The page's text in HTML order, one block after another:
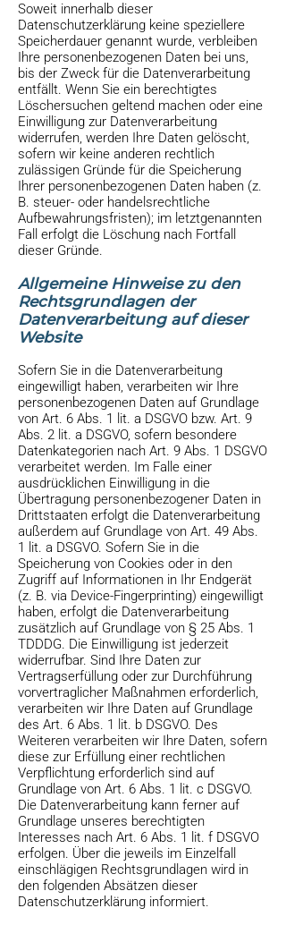
Soweit innerhalb dieser
Datenschutzerklärung keine speziellere
Speicherdauer genannt wurde, verbleiben
Ihre personenbezogenen Daten bei uns,
bis der Zweck für die Datenverarbeitung
entfällt. Wenn Sie ein berechtigtes
Löschersuchen geltend machen oder eine
Einwilligung zur Datenverarbeitung
widerrufen, werden Ihre Daten gelöscht,
sofern wir keine anderen rechtlich
zulässigen Gründe für die Speicherung
Ihrer personenbezogenen Daten haben (z.
B. steuer- oder handelsrechtliche
Aufbewahrungsfristen); im letztgenannten
Fall erfolgt die Löschung nach Fortfall
dieser Gründe.
Allgemeine Hinweise zu den
Rechtsgrundlagen der
Datenverarbeitung auf dieser
Website
Sofern Sie in die Datenverarbeitung
eingewilligt haben, verarbeiten wir Ihre
personenbezogenen Daten auf Grundlage
von Art. 6 Abs. 1 lit. a DSGVO bzw. Art. 9
Abs. 2 lit. a DSGVO, sofern besondere
Datenkategorien nach Art. 9 Abs. 1 DSGVO
verarbeitet werden. Im Falle einer
ausdrücklichen Einwilligung in die
Übertragung personenbezogener Daten in
Drittstaaten erfolgt die Datenverarbeitung
außerdem auf Grundlage von Art. 49 Abs.
1 lit. a DSGVO. Sofern Sie in die
Speicherung von Cookies oder in den
Zugriff auf Informationen in Ihr Endgerät
(z. B. via Device-Fingerprinting) eingewilligt
haben, erfolgt die Datenverarbeitung
zusätzlich auf Grundlage von § 25 Abs. 1
TDDDG. Die Einwilligung ist jederzeit
widerrufbar. Sind Ihre Daten zur
Vertragserfüllung oder zur Durchführung
vorvertraglicher Maßnahmen erforderlich,
verarbeiten wir Ihre Daten auf Grundlage
des Art. 6 Abs. 1 lit. b DSGVO. Des
Weiteren verarbeiten wir Ihre Daten, sofern
diese zur Erfüllung einer rechtlichen
Verpflichtung erforderlich sind auf
Grundlage von Art. 6 Abs. 1 lit. c DSGVO.
Die Datenverarbeitung kann ferner auf
Grundlage unseres berechtigten
Interesses nach Art. 6 Abs. 1 lit. f DSGVO
erfolgen. Über die jeweils im Einzelfall
einschlägigen Rechtsgrundlagen wird in
den folgenden Absätzen dieser
Datenschutzerklärung informiert.